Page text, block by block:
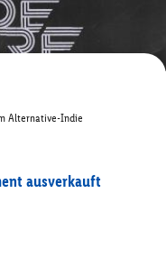
Alternative-Indie
ausverkauft